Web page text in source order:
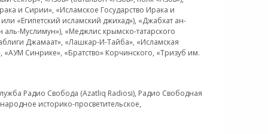
и Сирии», «Исламское Государство Ирака и
«Египетский исламский джихад»), «Джабхат ан-
Муслимун»), «Меджлис крымско-татарского
Джамаат», «Лашкар-И-Тайба», «Исламская
Синрике», «Братство» Корчинского, «Тризуб им.
Радио Свобода (Azatliq Radiosi), Радио Свободная
историко-просветительское,